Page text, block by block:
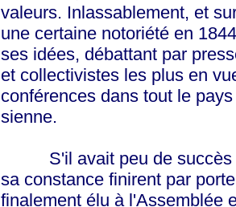
valeurs. Inlassablement, et
une certaine notoriété en
ses idées, débattant par
et collectivistes les plus en
conférences dans tout le
sienne.
S'il avait peu de succès
sa constance finirent par
finalement élu à l'Assemblée